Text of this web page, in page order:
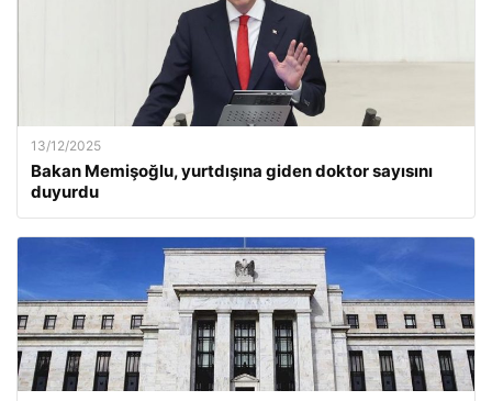
13/12/2025
Bakan Memişoğlu, yurtdışına giden doktor sayısını
duyurdu